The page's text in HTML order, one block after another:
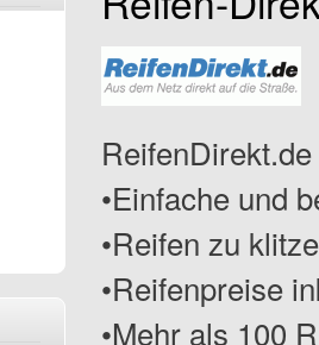
•Einfache und
•Reifen zu
•Reifenpreise
•Mehr als 100